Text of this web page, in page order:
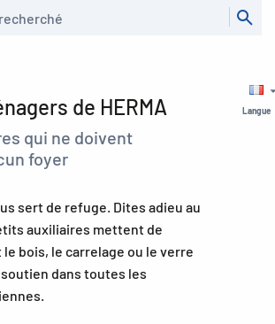
Langue
de HERMA
qui ne doivent
foyer
sert de refuge. Dites adieu au
auxiliaires mettent de
bois, le carrelage ou le verre
dans toutes les